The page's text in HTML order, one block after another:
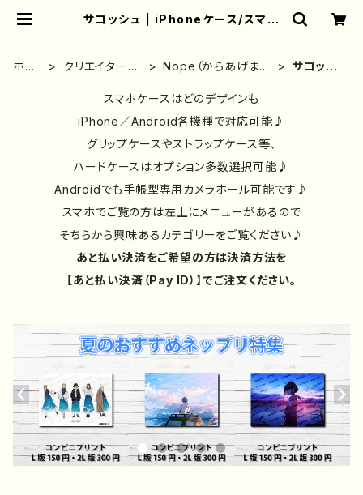
サコッシュ | iPhoneケース/スマホ
貨屋アリうさ
ホー
クリエイター別
Nope（からあげま
サコッシ
スマホケースはどのデザインも
iPhone／Android各機種で対応可能♪
グリップケースやストラップケース等、
ハードケースはオプション多数選択可能♪
Androidでも手帳型専用カメラホール可能です♪
スマホでご覧の方は左上にメニューがあるので
そちらから興味あるカテゴリーをご覧ください♪
あと払い決済をご希望の方は決済方法を
【あと払い決済（Pay ID）】でご注文ください。